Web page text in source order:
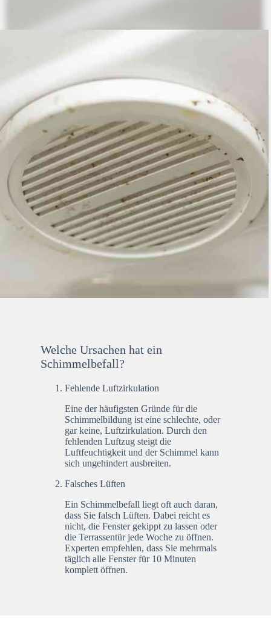
Welche Ursachen hat ein
Schimmelbefall?
Fehlende Luftzirkulation
Eine der häufigsten Gründe für die
Schimmelbildung ist eine schlechte, oder
gar keine, Luftzirkulation. Durch den
fehlenden Luftzug steigt die
Luftfeuchtigkeit und der Schimmel kann
sich ungehindert ausbreiten.
Falsches Lüften
Ein Schimmelbefall liegt oft auch daran,
dass Sie falsch Lüften. Dabei reicht es
nicht, die Fenster gekippt zu lassen oder
die Terrassentür jede Woche zu öffnen.
Experten empfehlen, dass Sie mehrmals
täglich alle Fenster für 10 Minuten
komplett öffnen.